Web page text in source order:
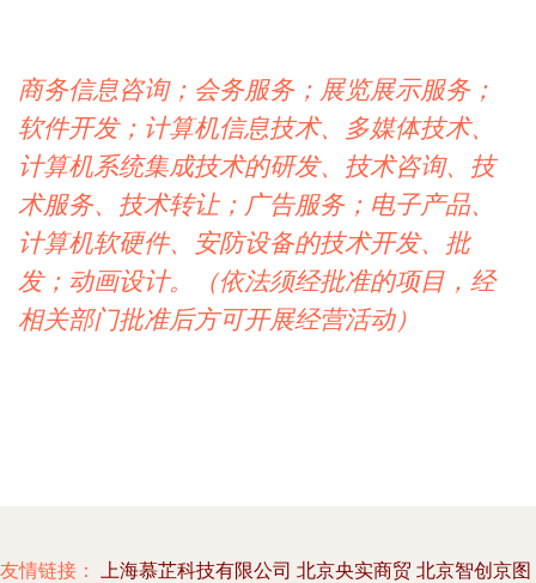
商务信息咨询；会务服务；展览展示服务；
软件开发；计算机信息技术、多媒体技术、
计算机系统集成技术的研发、技术咨询、技
术服务、技术转让；广告服务；电子产品、
计算机软硬件、安防设备的技术开发、批
发；动画设计。（依法须经批准的项目，经
相关部门批准后方可开展经营活动）
友情链接： 上海慕芷科技有限公司 北京央实商贸 北京智创京图